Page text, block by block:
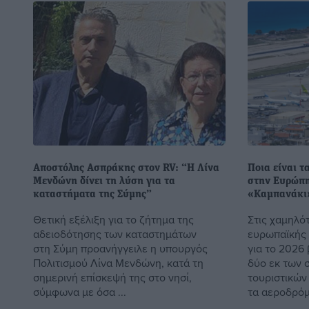
Αποστόλης Ασπράκης στον RV: “Η Λίνα
Μενδώνη δίνει τη λύση για τα
καταστήματα της Σύμης”
Θετική εξέλιξη για το ζήτημα της
αδειοδότησης των καταστημάτων
στη Σύμη προανήγγειλε η υπουργός
Πολιτισμού Λίνα Μενδώνη, κατά τη
σημερινή επίσκεψή της στο νησί,
σύμφωνα με όσα ...
Ποια είναι
στην
Στις
για το 2026
δύο εκ των
τα